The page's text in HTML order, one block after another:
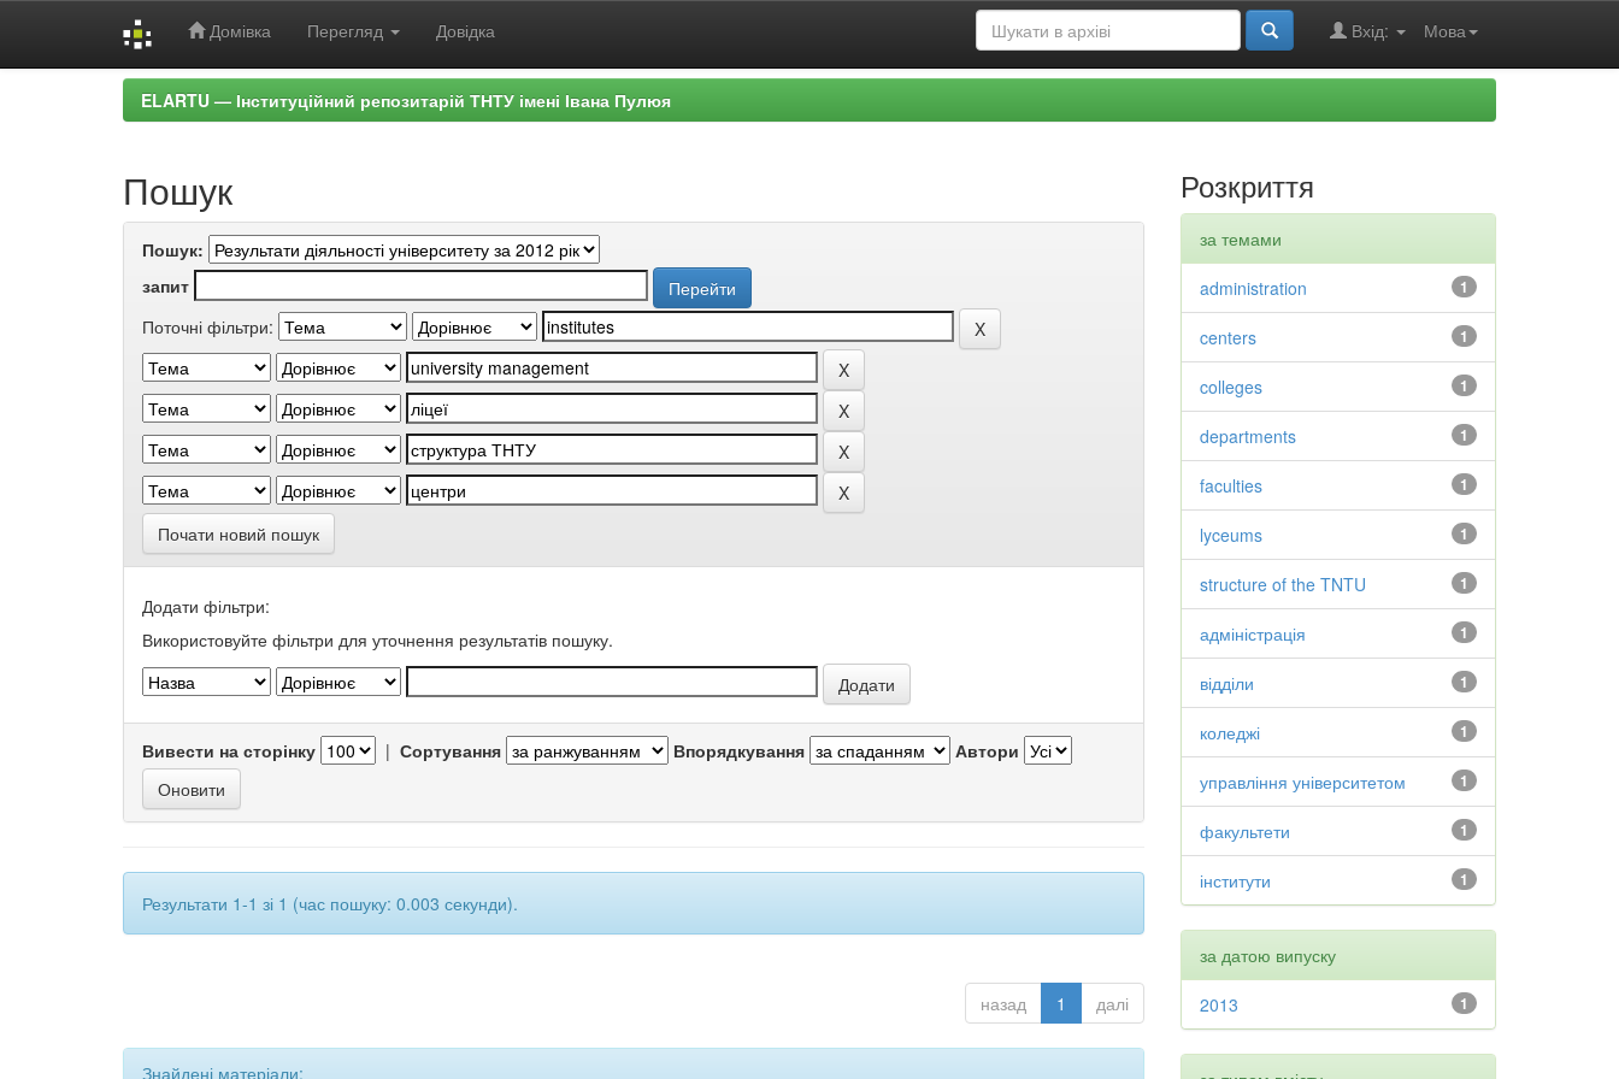
Домівка Перегляд Довідка Мова
Вхід:
ELARTU — Інституційний репозитарій ТНТУ імені Івана Пулюя
Пошук
Пошук:
запит
Поточні фільтри:
Почати новий пошук
Додати фільтри:
Використовуйте фільтри для уточнення результатів пошуку.
Вивести на сторінку | Сортування Впорядкування Автори
Результати 1-1 зі 1 (час пошуку: 0.003 секунди).
назад 1 далі
Знайдені матеріали:
Розкриття
за темами
1
administration
1
centers
1
colleges
1
departments
1
faculties
1
lyceums
1
structure of the TNTU
1
адміністрація
1
відділи
1
коледжі
1
управління університетом
1
факультети
1
інститути
за датою випуску
1
2013